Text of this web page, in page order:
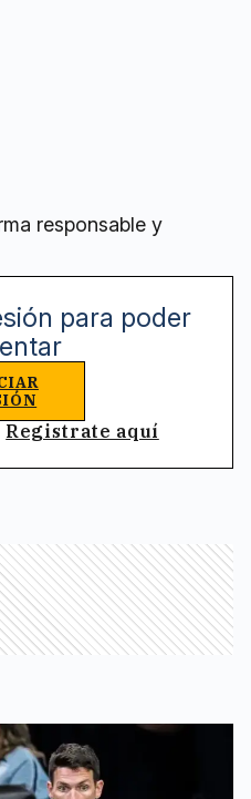
responsable y
para poder
Registrate aquí